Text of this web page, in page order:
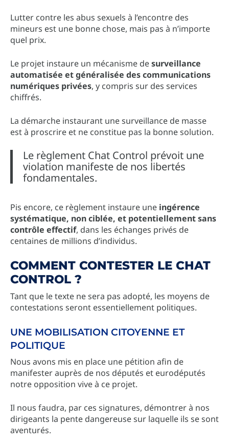
Lutter contre les abus sexuels à l’encontre des
mineurs est une bonne chose, mais pas à n’importe
quel prix.
Le projet instaure un mécanisme desurveillance
automatisée et généralisée des communications
numériques privées, y compris sur des services
chiffrés.
La démarche instaurant une surveillance de masse
est à proscrire et ne constitue pas la bonne solution.
Le règlement Chat Control prévoit une
violation manifeste de nos libertés
fondamentales.
Pis encore, ce règlement instaure une ingérence
systématique, non ciblée, et potentiellement sans
contrôle effectif, dans les échanges privés de
centaines de millions d’individus.
COMMENT CONTESTER LE CHAT
CONTROL ?
Tant que le texte ne sera pas adopté, les moyens de
contestations seront essentiellement politiques.
UNE MOBILISATION CITOYENNE ET
POLITIQUE
Nous avons mis en place une pétition afin de
manifester auprès de nos députés et eurodéputés
notre opposition vive à ce projet.
Il nous faudra, par ces signatures, démontrer à nos
dirigeants la pente dangereuse sur laquelle ils se sont
aventurés.